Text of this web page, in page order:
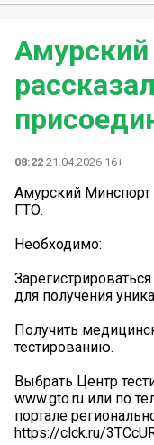
08:22 21.04.2026 16+
Амурский Минспорт
ГТО.
Необходимо:
для получения
Получить
тестированию.
Выбрать Центр
www.gto.ru или по
портале
https://clck.ru/